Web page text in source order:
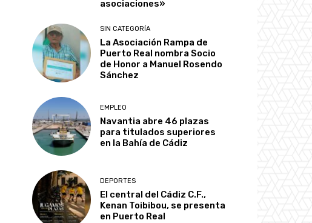
asociaciones»
SIN CATEGORÍA
La Asociación Rampa de
Puerto Real nombra Socio
de Honor a Manuel Rosendo
Sánchez
EMPLEO
Navantia abre 46 plazas
para titulados superiores
en la Bahía de Cádiz
DEPORTES
El central del Cádiz C.F.,
Kenan Toibibou, se presenta
en Puerto Real